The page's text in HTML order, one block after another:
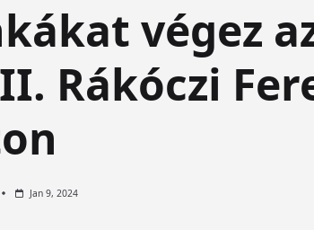
végez
Rákóczi
Jan 9, 2024